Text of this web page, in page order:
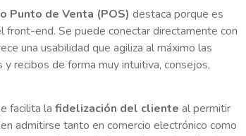
Punto de Venta (POS) destaca porque es
end. Se puede conectar directamente con
una usabilidad que agiliza al máximo las
recibos de forma muy intuitiva, consejos,
facilita la fidelización del cliente al permitir
admitirse tanto en comercio electrónico como